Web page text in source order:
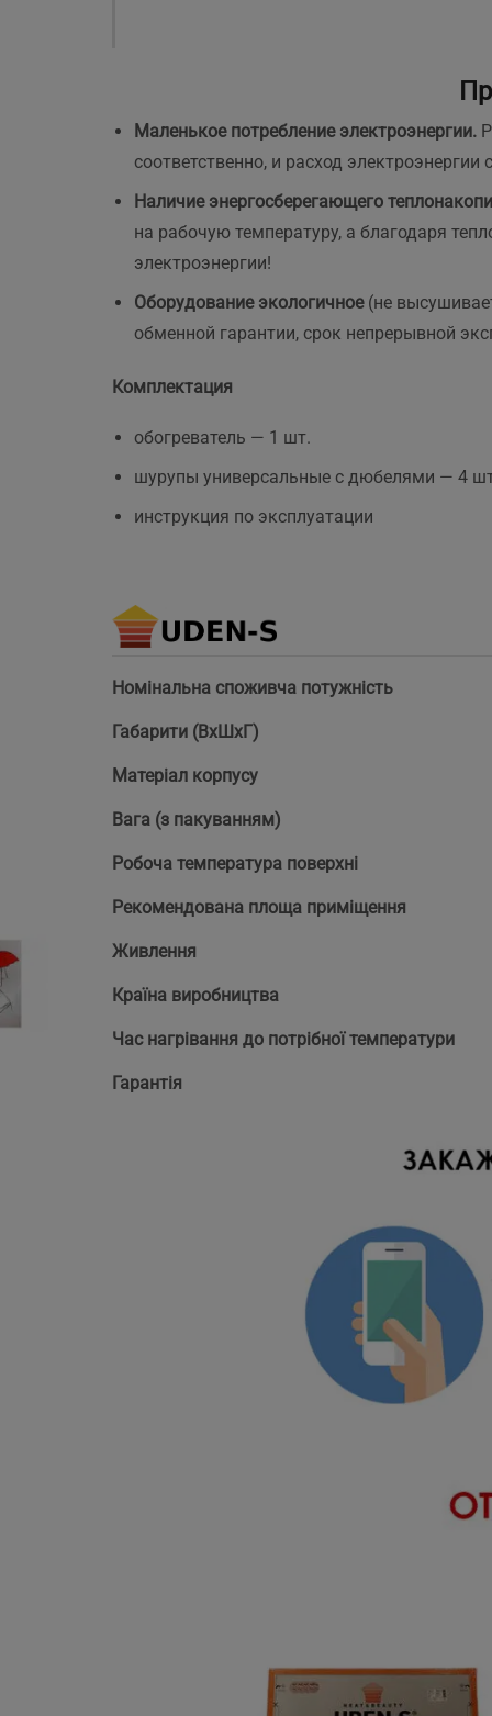
Маленькое потребление электроэнергии.
соответственно, и расход
Наличие энергосберегающего
на рабочую температуру, а благодаря
электроэнергии!
Оборудование экологичное (не
обменной гарантии, срок непрерывной
Комплектация
обогреватель — 1 шт.
шурупы универсальные с дюбелями — 4
инструкция по эксплуатации
Номінальна споживча потужність
Габарити (ВхШхГ)
Матеріал корпусу
Вага (з пакуванням)
Робоча температура поверхні
Рекомендована площа приміщення
Живлення
Країна виробництва
Час нагрівання до потрібної температури
Гарантія